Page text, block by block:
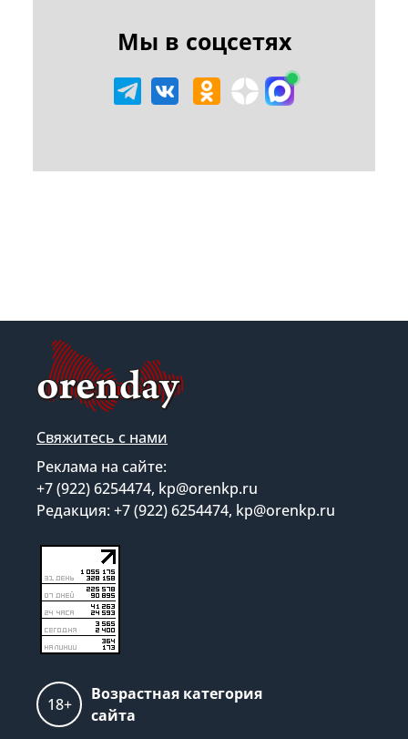
Мы в соцсетях
Свяжитесь с нами
Реклама на сайте:
+7 (922) 6254474, kp@orenkp.ru
Редакция: +7 (922) 6254474, kp@orenkp.ru
18+
Возрастная категория
сайта